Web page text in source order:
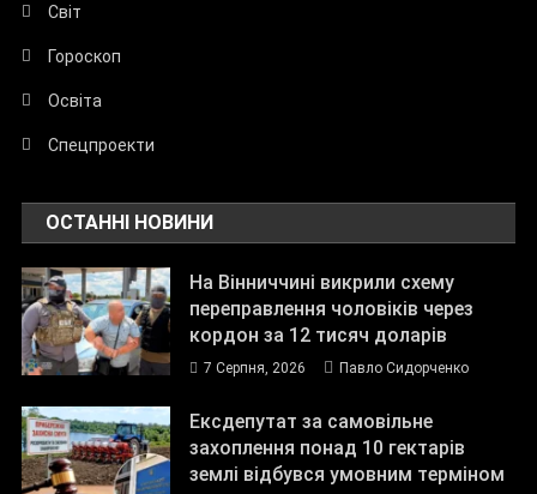
Світ
Гороскоп
Освіта
Спецпроекти
ОСТАННІ НОВИНИ
На Вінниччині викрили схему
переправлення чоловіків через
кордон за 12 тисяч доларів
7 Серпня, 2026 Павло Сидорченко
Ексдепутат за самовільне
захоплення понад 10 гектарів
землі відбувся умовним терміном